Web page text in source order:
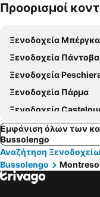
Προορισμοί
Ξενοδοχεία
Ξενοδοχεία Πάντοβα
Ξενοδοχεία Peschiera del
Ξενοδοχεία Πάρμα
Ξενοδοχεία Castelnuovo
Εμφάνιση όλων των
Bussolengo
Αναζήτηση
Bussolengo